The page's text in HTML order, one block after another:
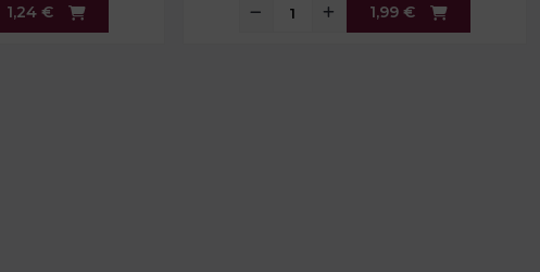
1,24 € 1,99 €